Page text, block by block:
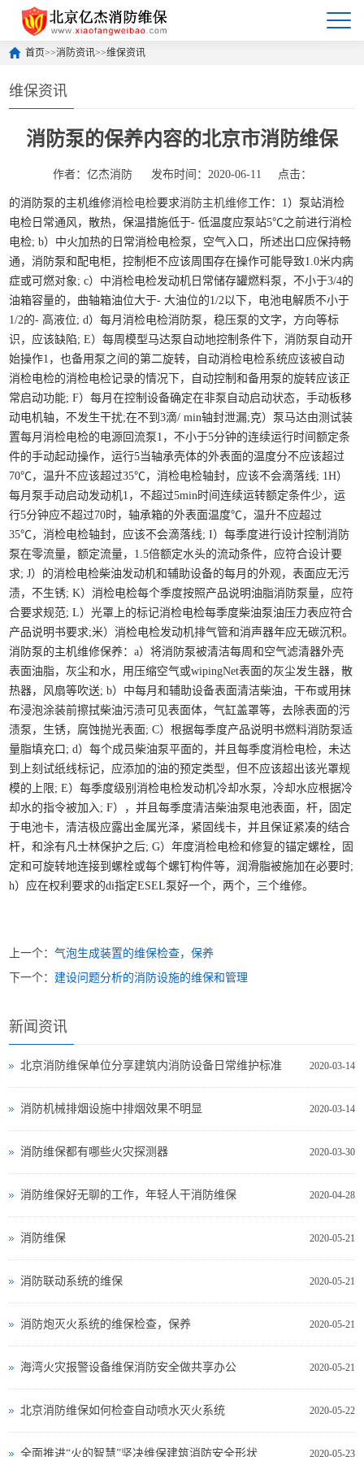
首页>>消防资讯>>维保资讯
维保资讯
消防泵的保养内容的北京市消防维保
作者：亿杰消防 发布时间：2020-06-11 点击：
的消防泵的主机维修消检电检要求消防主机维修工作：1）泵站消检
电检日常通风，散热，保温措施低于- 低温度应泵站5℃之前进行消检
电检; b）中火加热的日常消检电检泵，空气入口，所述出口应保持畅
通，消防泵和配电柜，控制柜不应该周围存在操作可能导致1.0米内病
症或可燃对象; c）中消检电检发动机日常储存罐燃料泵，不小于3/4的
油箱容量的，曲轴箱油位大于- 大油位的1/2以下，电池电解质不小于
1/2的- 高液位; d）每月消检电检消防泵，稳压泵的文字，方向等标
识，应该缺陷; E）每周模型马达泵自动地控制条件下，消防泵自动开
始操作1，也备用泵之间的第二旋转，自动消检电检系统应该被自动
消检电检的消检电检记录的情况下，自动控制和备用泵的旋转应该正
常启动功能; F）每月在控制设备确定在非泵自动启动状态，手动板移
动电机轴，不发生干扰;在不到3滴/ min轴封泄漏;克）泵马达由测试装
置每月消检电检的电源回流泵1，不小于5分钟的连续运行时间额定条
件的手动起动操作，运行5当轴承壳体的外表面的温度分不应该超过
70℃，温升不应该超过35℃，消检电检轴封，应该不会滴落线; 1H）
每月泵手动启动发动机1，不超过5min时间连续运转额定条件少，运
行5分钟应不超过70时，轴承箱的外表面温度℃，温升不应超过
35℃，消检电检轴封，应该不会滴落线; I）每季度进行设计控制消防
泵在零流量，额定流量，1.5倍额定水头的流动条件，应符合设计要
求; J）的消检电检柴油发动机和辅助设备的每月的外观，表面应无污
渍，不生锈; K）消检电检每个季度按照产品说明油脂消防泵量，应符
合要求规范; L）光罩上的标记消检电检每季度柴油泵油压力表应符合
产品说明书要求;米）消检电检发动机排气管和消声器年应无碳沉积。
消防泵的主机维修保养：a）将消防泵被清洁每周和空气滤清器外壳
表面油脂，灰尘和水，用压缩空气或wipingNet表面的灰尘发生器，散
热器，风扇等吹送; b）中每月和辅助设备表面清洁柴油，干布或用抹
布浸泡涂装前擦拭柴油污渍可见表面体，气缸盖罩等，去除表面的污
渍泵，生锈，腐蚀抛光表面; C）根据每季度产品说明书燃料消防泵适
量脂填充口; d）每个成员柴油泵平面的，并且每季度消检电检，未达
到上刻试纸线标记，应添加的油的预定类型，但不应该超出该光罩规
模的上限; E）每季度级别消检电检发动机冷却水泵，冷却水应根据冷
却水的指令被加入; F），并且每季度清洁柴油泵电池表面，杆，固定
于电池卡，清洁极应露出金属光泽，紧固线卡，并且保证紧凑的结合
杆，和涂有凡士林保护之后; G）年度消检电检和修复的锚定螺栓，固
定和可旋转地连接到螺栓或每个螺钉构件等，润滑脂被施加在必要时;
h）应在权利要求的di指定ESEL泵好一个，两个，三个维修。
上一个：气泡生成装置的维保检查，保养
下一个： 建设问题分析的消防设施的维保和管理
新闻资讯
2020-03-14
北京消防维保单位分享建筑内消防设备日常维护标准
2020-03-14
消防机械排烟设施中排烟效果不明显
2020-03-30
消防维保都有哪些火灾探测器
2020-04-28
消防维保好无聊的工作，年轻人干消防维保
2020-05-21
消防维保
2020-05-21
消防联动系统的维保
2020-05-21
消防炮灭火系统的维保检查，保养
2020-05-21
海湾火灾报警设备维保消防安全做共享办公
2020-05-22
北京消防维保如何检查自动喷水灭火系统
2020-05-23
全面推进“火的智慧”坚决维保建筑消防安全形状